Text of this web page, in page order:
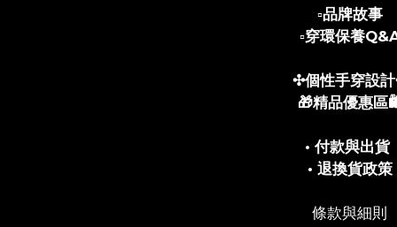
▫️品牌故事
▫️穿環保養
✣個性手穿設
🎁精品優惠區
• 付款與出貨
• 退換貨政策
條款與細則